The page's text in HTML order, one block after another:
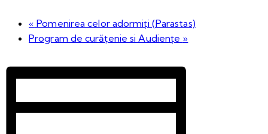
« Pomenirea celor adormiți (Parastas)
Program de curățenie si Audiențe »